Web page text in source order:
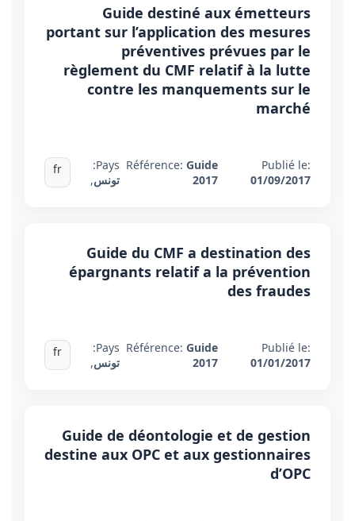
Guide destiné aux émetteurs
portant sur l’application des mesures
préventives prévues par le
règlement du CMF relatif à la lutte
contre les manquements sur le
marché
Publié le:
01/09/2017
Référence:Guide
2017
Pays:
تونس,
fr
Guide du CMF a destination des
épargnants relatif a la prévention
des fraudes
Publié le:
01/01/2017
Référence:Guide
2017
Pays:
تونس,
fr
Guide de déontologie et de gestion
destine aux OPC et aux gestionnaires
d’OPC